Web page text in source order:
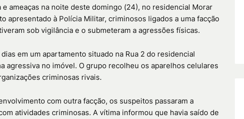
ameaças na noite deste domingo (24), no residencial Morar
apresentado à Polícia Militar, criminosos ligados a uma facção
sob vigilância e o submeteram a agressões físicas.
em um apartamento situado na Rua 2 do residencial
agressiva no imóvel. O grupo recolheu os aparelhos celulares
criminosas rivais.
com outra facção, os suspeitos passaram a
atividades criminosas. A vítima informou que havia saído de